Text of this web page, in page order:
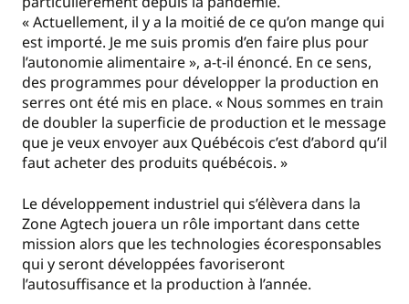
« Actuellement, il y a la moitié de ce qu’on mange qui
est importé. Je me suis promis d’en faire plus pour
l’autonomie alimentaire », a-t-il énoncé. En ce sens,
des programmes pour développer la production en
serres ont été mis en place. « Nous sommes en train
de doubler la superficie de production et le message
que je veux envoyer aux Québécois c’est d’abord qu’il
faut acheter des produits québécois. »
Le développement industriel qui s’élèvera dans la
Zone Agtech jouera un rôle important dans cette
mission alors que les technologies écoresponsables
qui y seront développées favoriseront
l’autosuffisance et la production à l’année.